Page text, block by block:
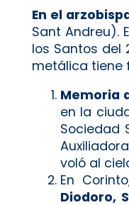
En el
Sant Andreu).
los Santos del
metálica tiene
Memoria
en la
Sociedad
voló al
En
Diodoro,